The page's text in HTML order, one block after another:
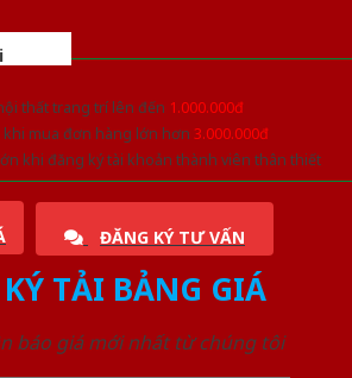
thất trang trí lên đến 1.000.000đ
khi mua đơn hàng lớn hơn 3.000.000đ
khi đăng ký tài khoản thành viên thân thiết
ĐĂNG KÝ TƯ VẤN
TẢI BẢNG GIÁ
báo giá mới nhất từ chúng tôi